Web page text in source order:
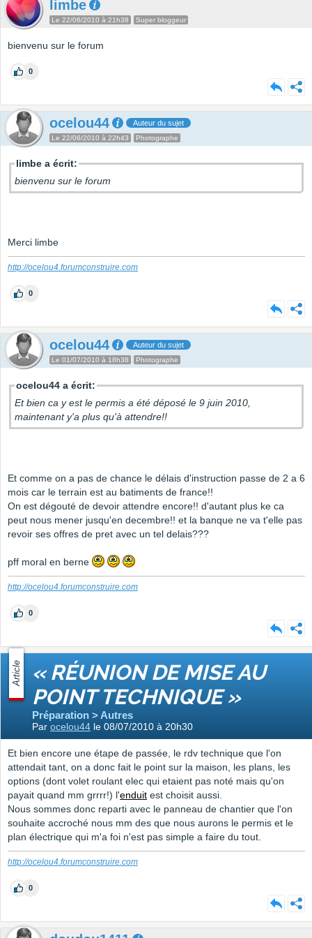
limbe
Le 22/06/2010 à 21h38 Super bloggeur
bienvenu sur le forum
0
ocelou44 Auteur du sujet
Le 22/06/2010 à 22h43 Photographe
limbe a écrit:
bienvenu sur le forum
Merci limbe
http://ocelou4.forumconstruire.com
0
ocelou44 Auteur du sujet
Le 01/07/2010 à 18h38 Photographe
ocelou44 a écrit:
Et bien ca y est le permis a été déposé le 9 juin 2010,
maintenant y'a plus qu'à attendre!!
Et comme on a pas de chance le délais d'instruction passe de 2 a 6
mois car le terrain est au batiments de france!!
On est dégouté de devoir attendre encore!! d'autant plus ke ca
peut nous mener jusqu'en decembre!! et la banque ne va t'elle pas
revoir ses offres de pret avec un tel delais???
pff moral en berne
http://ocelou4.forumconstruire.com
0
Article « RÉUNION DE MISE AU
POINT TECHNIQUE »
Préparation > Autres
Par ocelou44 le 08/07/2010 à 20h30
Et bien encore une étape de passée, le rdv technique que l'on
attendait tant, on a donc fait le point sur la maison, les plans, les
options (dont volet roulant elec qui etaient pas noté mais qu'on
payait quand mm grrrr!) l'enduit est choisit aussi.
Nous sommes donc reparti avec le panneau de chantier que l'on
souhaite accroché nous mm des que nous aurons le permis et le
plan électrique qui m'a foi n'est pas simple a faire du tout.
http://ocelou4.forumconstruire.com
0